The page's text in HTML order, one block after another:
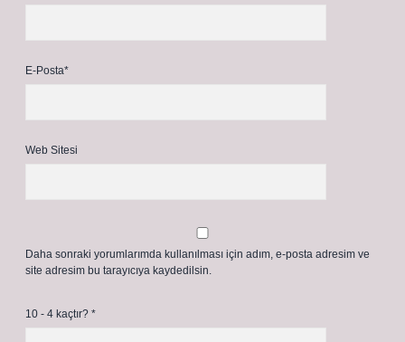
E-Posta*
Web Sitesi
Daha sonraki yorumlarımda kullanılması için adım, e-posta adresim ve
site adresim bu tarayıcıya kaydedilsin.
10 - 4 kaçtır? *